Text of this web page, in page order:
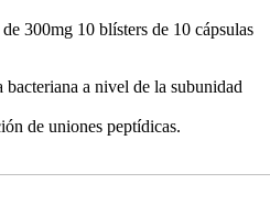
300mg 10 blísters de 10 cápsulas
a nivel de la subunidad
de uniones peptídicas.